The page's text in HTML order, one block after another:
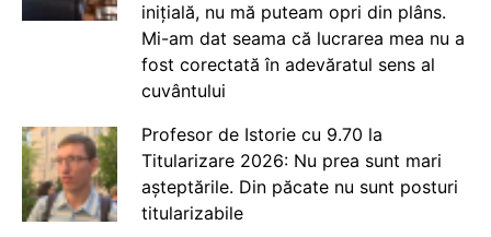
inițială, nu mă puteam opri din plâns.
Mi-am dat seama că lucrarea mea nu a
fost corectată în adevăratul sens al
cuvântului
Profesor de Istorie cu 9.70 la
Titularizare 2026: Nu prea sunt mari
așteptările. Din păcate nu sunt posturi
titularizabile